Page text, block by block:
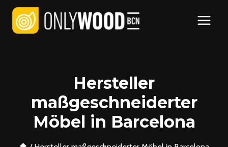
Zum
Inhalt
springen
Hersteller
maßgeschneiderter
Möbel in Barcelona